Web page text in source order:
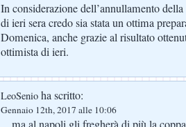
In considerazione dell’annullamento
di ieri sera credo sia stata un ottima
Domenica, anche grazie al risultato
ottimista di ieri.
LeoSenio ha scritto:
Gennaio 12th, 2017 alle 10:06